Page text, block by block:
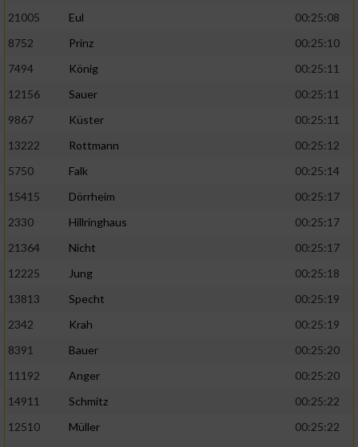
21005
Eul
00:25:08
8752
Prinz
00:25:10
7494
König
00:25:11
12156
Sauer
00:25:11
9867
Küster
00:25:11
13222
Rottmann
00:25:12
5750
Falk
00:25:14
15415
Dörrheim
00:25:17
2330
Hillringhaus
00:25:17
21364
Nicht
00:25:17
12225
Jung
00:25:18
13813
Specht
00:25:19
2342
Krah
00:25:19
8391
Bauer
00:25:20
11192
Anger
00:25:20
14911
Schmitz
00:25:22
12510
Müller
00:25:22